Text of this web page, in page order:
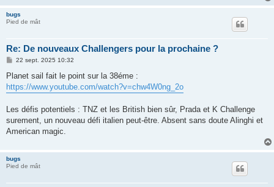
bugs
Pied de mât
Re: De nouveaux Challengers pour la prochaine ?
M
s
a
22 sept. 2025 10:32
Planet sail fait le point sur la 38éme :
https://www.youtube.com/watch?v=chw4W0ng_2o
Les défis potentiels : TNZ et les British bien sûr, Prada et K Challenge
surement, un nouveau défi italien peut-être. Absent sans doute Alinghi et
American magic.
bugs
Pied de mât